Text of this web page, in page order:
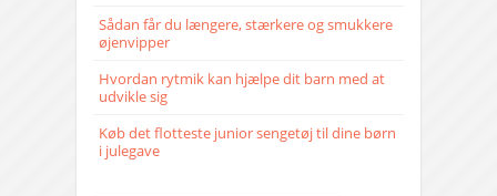
Sådan får du længere, stærkere og smukkere
øjenvipper
Hvordan rytmik kan hjælpe dit barn med at
udvikle sig
Køb det flotteste junior sengetøj til dine børn
i julegave